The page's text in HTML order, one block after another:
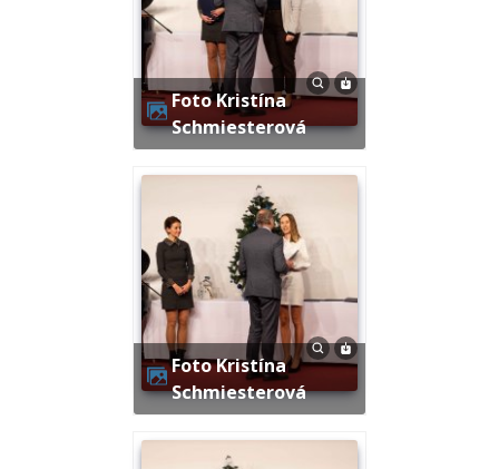
Foto Kristína
Schmiesterová
Foto Kristína
Schmiesterová